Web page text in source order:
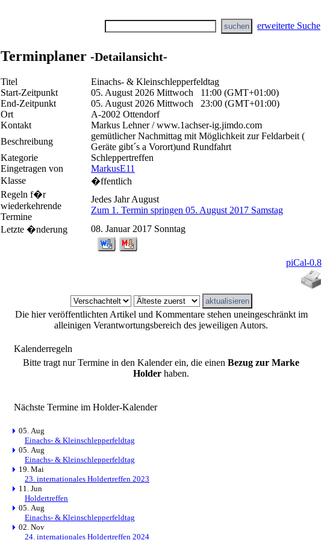
erweiterte Suche
Terminplaner -Detailansicht-
Titel
Einachs- & Kleinschlepperfeldtag
Start-Zeitpunkt
05. August 2026 Mittwoch 11:00 (GMT+01:00)
End-Zeitpunkt
05. August 2026 Mittwoch 23:00 (GMT+01:00)
Ort
A-2002 Ottendorf
Kontakt
Markus Lehner / www.1achser-ig.jimdo.com
Beschreibung
gemütlicher Nachmittag mit Möglichkeit zur Feldarbeit (
Geräte gibt´s a Vorort)und Rundfahrt
Kategorie
Schleppertreffen
Eingetragen von
MarkusE11
Klasse
�ffentlich
Regeln f�r
wiederkehrende
Termine
Jedes Jahr August
Zum 1. Termin springen 05. August 2017 Samstag
Letzte �nderung
08. Januar 2017 Sonntag
piCal-0.8
Die hier veröffentlichten Artikel und Kommentare stehen uneingeschränkt im
alleinigen Verantwortungsbereich des jeweiligen Autors.
Kalenderregeln
Bitte tragt nur Termine in den Kalender ein, die einen Bezug zur Marke
Holder haben.
Nächste Termine im Holder-Kalender
05. Aug
Einachs- & Kleinschlepperfeldtag
05. Aug
Einachs- & Kleinschlepperfeldtag
19. Mai
23. internationales Holdertreffen 2023
11. Jun
Holdertreffen
05. Aug
Einachs- & Kleinschlepperfeldtag
02. Nov
24. internationales Holdertreffen 2024